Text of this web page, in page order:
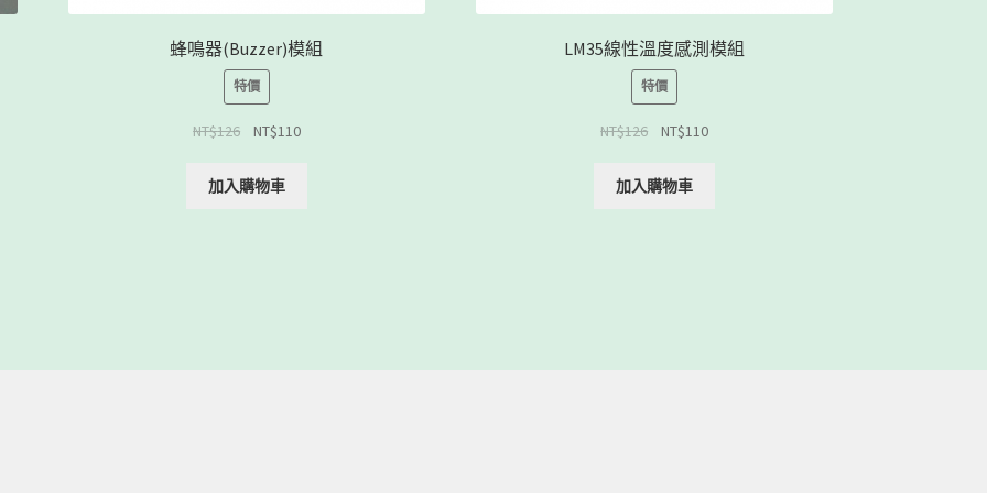
蜂鳴器(Buzzer)模組
特價
NT$126 NT$110
加入購物車
LM35線性溫度感測模組
特價
NT$126 NT$110
加入購物車